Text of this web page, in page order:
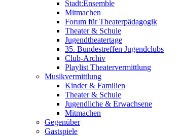
Stadt:Ensemble
Mitmachen
Forum für Theaterpädagogik
Theater & Schule
Jugendtheatertage
35. Bundestreffen Jugendclubs
Club-Archiv
Playlist Theatervermittlung
Musikvermittlung
Kinder & Familien
Theater & Schule
Jugendliche & Erwachsene
Mitmachen
Gegenüber
Gastspiele